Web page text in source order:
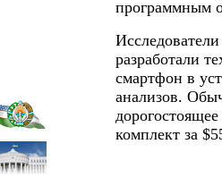
программным
разработали
смартфон в
анализов.
комплект за